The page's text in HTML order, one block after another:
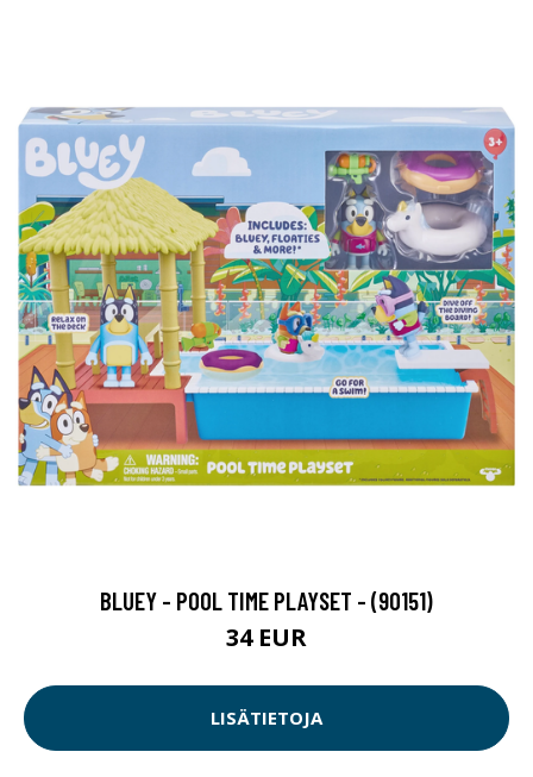
BLUEY - POOL TIME PLAYSET - (90151)
34 EUR
LISÄTIETOJA